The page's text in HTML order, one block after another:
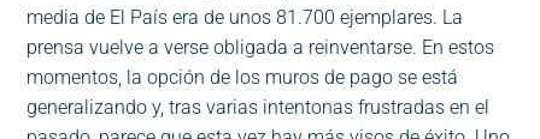
media de El País era de unos 81.700 ejemplares. La
prensa vuelve a verse obligada a reinventarse. En estos
momentos, la opción de los muros de pago se está
generalizando y, tras varias intentonas frustradas en el